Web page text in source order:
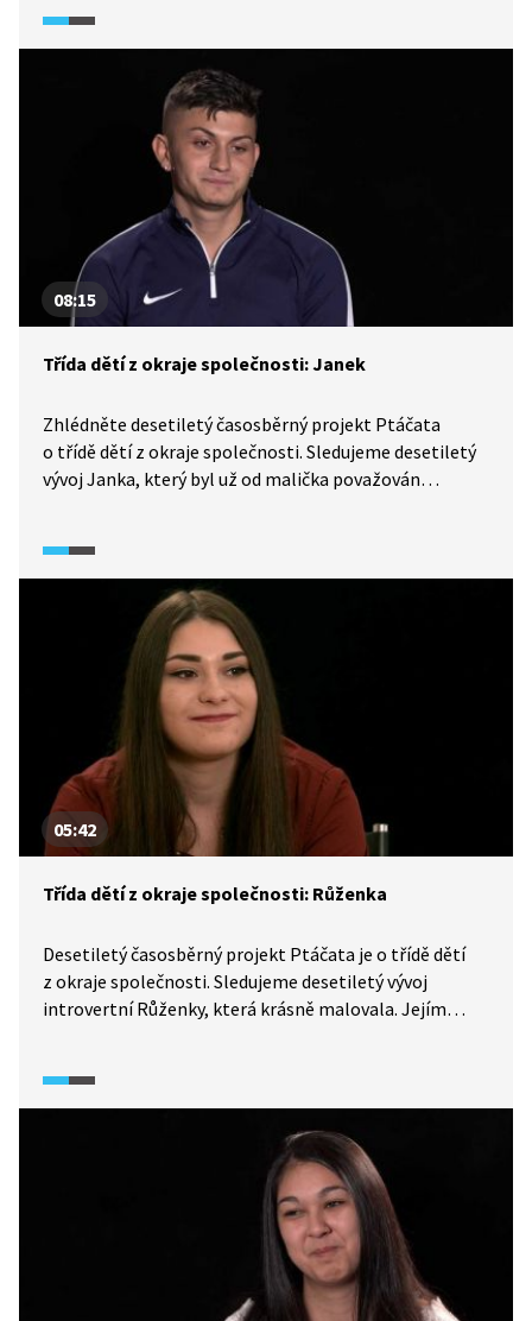
a životní cíle?
08:15
Třída dětí z okraje společnosti: Janek
Zhlédněte desetiletý časosběrný projekt Ptáčata
o třídě dětí z okraje společnosti. Sledujeme desetiletý
vývoj Janka, který byl už od malička považován
i v osobním životě dál?
05:42
Třída dětí z okraje společnosti: Růženka
Desetiletý časosběrný projekt Ptáčata je o třídě dětí
z okraje společnosti. Sledujeme desetiletý vývoj
introvertní Růženky, která krásně malovala. Jejím